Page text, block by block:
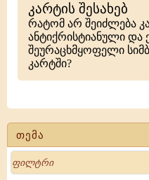
თემა
Search
კარტის შესახებ
რატომ არ შეიძლება
ანტიქრისტიანული და
შეურაცხმყოფელი
კარტში?